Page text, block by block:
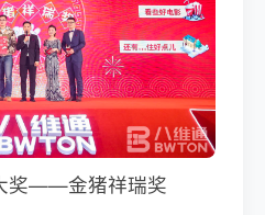
奖——金猪祥瑞奖